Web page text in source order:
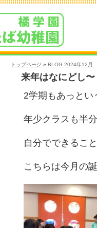
トップページ » BLOG 2024年12月
来年はなにどし
2学期もあっとい
年少クラスも半
自分でできるこ
こちらは今月の